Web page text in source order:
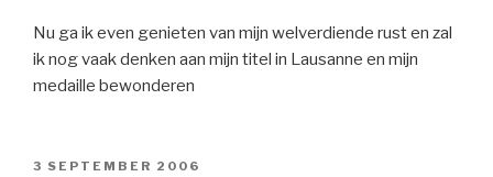
Nu ga ik even genieten van mijn welverdiende rust en zal
ik nog vaak denken aan mijn titel in Lausanne en mijn
medaille bewonderen
GEPLAATST
3 SEPTEMBER 2006